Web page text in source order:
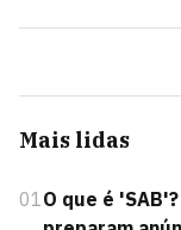
Mais lidas
01O que é